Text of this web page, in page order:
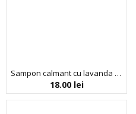
Sampon calmant cu lavanda si muscata pentru par normal si uscat Faith in Nature, 100 ml
18.00 lei